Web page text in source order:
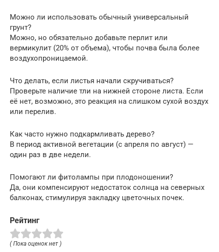
Можно ли использовать обычный универсальный
грунт?
Можно, но обязательно добавьте перлит или
вермикулит (20% от объема), чтобы почва была более
воздухопроницаемой.
Что делать, если листья начали скручиваться?
Проверьте наличие тли на нижней стороне листа. Если
её нет, возможно, это реакция на слишком сухой воздух
или перелив.
Как часто нужно подкармливать дерево?
В период активной вегетации (с апреля по август) —
один раз в две недели.
Помогают ли фитолампы при плодоношении?
Да, они компенсируют недостаток солнца на северных
балконах, стимулируя закладку цветочных почек.
Рейтинг
( Пока оценок нет )